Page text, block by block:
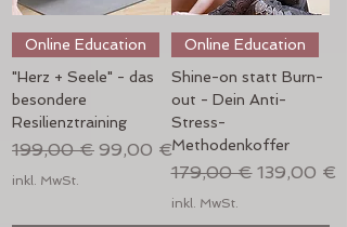
Online Education
"Herz + Seele" - das
besondere
Resilienztraining
Standardpreis
199,00 € Sale-Preis
99,00 €
inkl. MwSt.
Online Education
Shine-on statt Burn-
out - Dein Anti-
Stress-
Methodenkoffer
Standardpreis
179,00 € Sale-Preis
139,00 €
inkl. MwSt.